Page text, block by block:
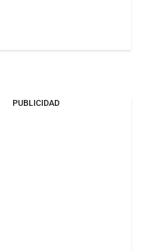
PUBLICIDAD